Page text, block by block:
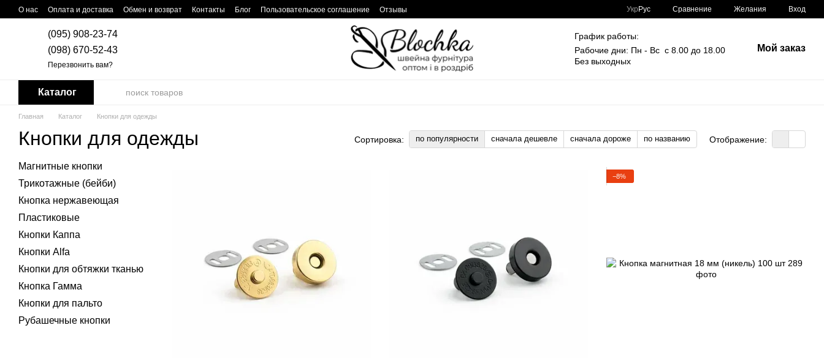
Перейти к основному контенту
О нас Оплата и доставка Обмен и возврат Контакты Блог Пользовательское соглашение Отзывы Укр Рус Сравнение Желания Вход
(095) 908-23-74
(098) 670-52-43
Перезвонить вам?
График работы:
Рабочие дни: Пн - Вс с 8.00 до 18.00
Без выходных
Мой заказ
Каталог
Главная Каталог Кнопки для одежды
Кнопки для одежды Сортировка: по популярности сначала дешевле сначала дороже по названию Отображение:
−8%
Магнитные кнопки
Трикотажные (бейби)
Кнопка нержавеющая
Пластиковые
Кнопки Каппа
Кнопки Alfa
Кнопки для обтяжки тканью
Кнопка Гамма
Кнопки для пальто
Рубашечные кнопки